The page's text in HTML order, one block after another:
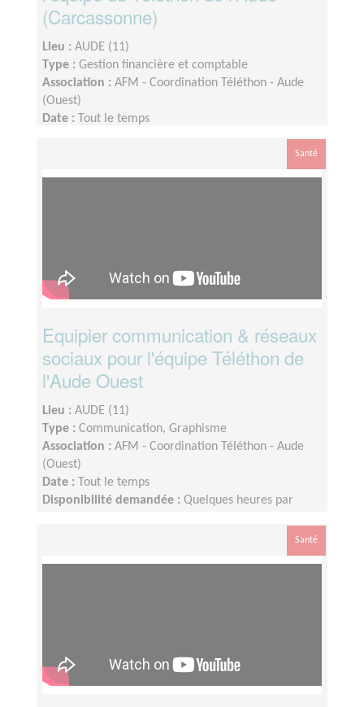
(Carcassonne)
Lieu : AUDE (11)
Type : Gestion financière et comptable
Association : AFM - Coordination Téléthon - Aude
(Ouest)
Date :
Tout le temps
Deux demi-journées par
Santé
Equipier communication & réseaux
sociaux pour l'équipe Téléthon de
l'Aude Ouest
Lieu : AUDE (11)
Type : Communication, Graphisme
Association : AFM - Coordination Téléthon - Aude
(Ouest)
Date :
Tout le temps
Disponibilité demandée : Quelques heures par
Santé